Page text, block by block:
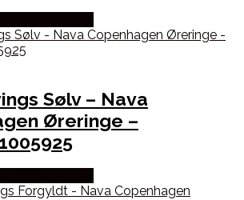
Sølv – Nava
Øreringe –